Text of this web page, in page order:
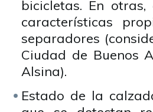
bicicletas. En
características
separadores
Ciudad de Buenos
Alsina).
Estado de la